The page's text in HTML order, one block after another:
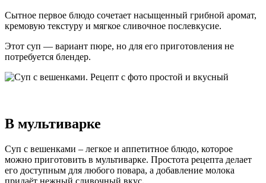
Сытное первое блюдо сочетает насыщенный грибной аромат,
кремовую текстуру и мягкое сливочное послевкусие.
Этот суп — вариант пюре, но для его приготовления не
потребуется блендер.
В мультиварке
Суп с вешенками – легкое и аппетитное блюдо, которое
можно приготовить в мультиварке. Простота рецепта делает
его доступным для любого повара, а добавление молока
придаёт нежный сливочный вкус.